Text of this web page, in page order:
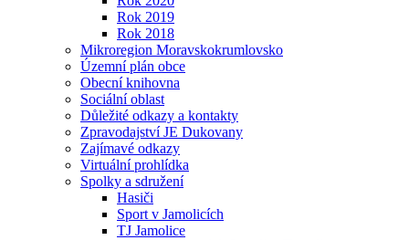
Rok 2019
Rok 2018
Mikroregion Moravskokrumlovsko
Územní plán obce
Obecní knihovna
Sociální oblast
Důležité odkazy a kontakty
Zpravodajství JE Dukovany
Zajímavé odkazy
Virtuální prohlídka
Spolky a sdružení
Hasiči
Sport v Jamolicích
TJ Jamolice